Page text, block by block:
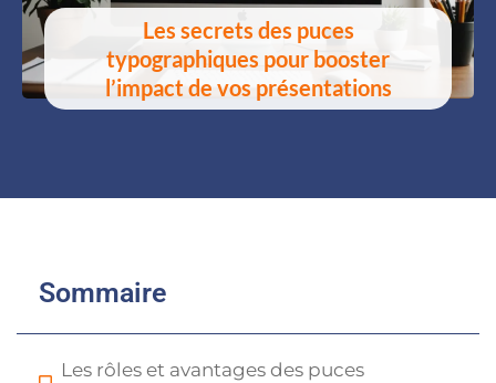
Les secrets des puces
typographiques pour booster
l’impact de vos présentations
Sommaire
Les rôles et avantages des puces